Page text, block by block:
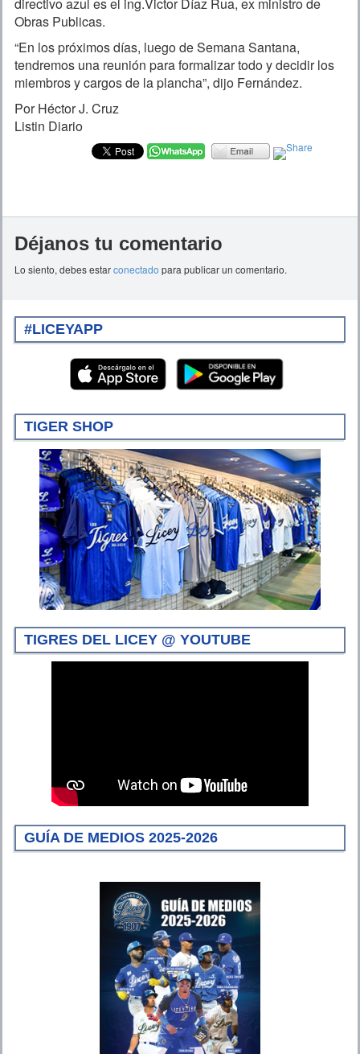
directivo azul es el ing.Victor Díaz Rua, ex ministro de
Obras Publicas.
“En los próximos días, luego de Semana Santana,
tendremos una reunión para formalizar todo y decidir los
miembros y cargos de la plancha”, dijo Fernández.
Por Héctor J. Cruz
Listin Diario
Déjanos tu comentario
Lo siento, debes estarconectado para publicar un comentario.
#LICEYAPP
TIGER SHOP
TIGRES DEL LICEY @ YOUTUBE
GUÍA DE MEDIOS 2025-2026